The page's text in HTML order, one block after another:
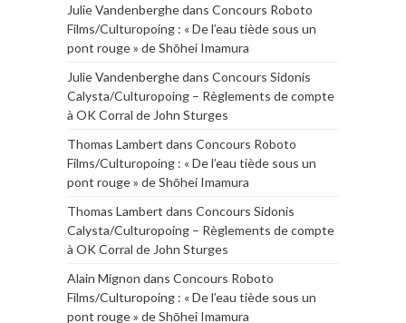
Julie Vandenberghedans Concours Roboto
Films/Culturopoing : « De l’eau tiède sous un
pont rouge » de Shōhei Imamura
Julie Vandenberghedans Concours Sidonis
Calysta/Culturopoing – Règlements de compte
à OK Corral de John Sturges
Thomas Lambert dans Concours Roboto
Films/Culturopoing : « De l’eau tiède sous un
pont rouge » de Shōhei Imamura
Thomas Lambert dans Concours Sidonis
Calysta/Culturopoing – Règlements de compte
à OK Corral de John Sturges
Alain Mignon dans Concours Roboto
Films/Culturopoing : « De l’eau tiède sous un
pont rouge » de Shōhei Imamura